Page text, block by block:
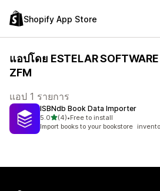
Shopify App Store
แอปโดย ESTELAR
ZFM
แอป 1 รายการ
ISBNdb Book Data Importer
5.0เต็ม 5 ดาว
(4)
ทั้งหมด 4 รีวิว
•Free to install
Import books to your bookstore